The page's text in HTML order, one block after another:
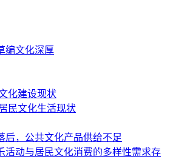
编文化深厚
化建设现状
民文化生活现状
后，公共文化产品供给不足
活动与居民文化消费的多样性需求存